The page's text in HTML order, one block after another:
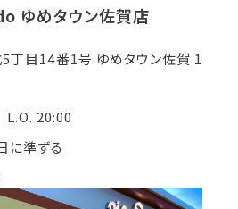
ゆめタウン佐賀店
丁目14番1号 ゆめタウン佐賀 1
L.O. 20:00
に準ずる